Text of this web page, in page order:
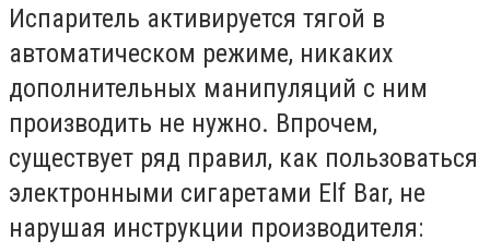
Испаритель активируется тягой в
автоматическом режиме, никаких
дополнительных манипуляций с ним
производить не нужно. Впрочем,
существует ряд правил, как пользоваться
электронными сигаретами Elf Bar, не
нарушая инструкции производителя: